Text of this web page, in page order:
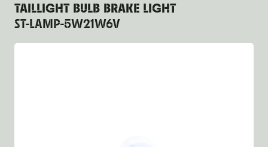
TAILLIGHT BULB BRAKE LIGHT
ST-LAMP-5W21W6V